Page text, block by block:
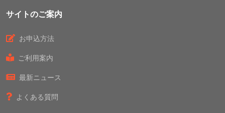
サイトのご案内
お申込方法
ご利用案内
最新ニュース
よくある質問